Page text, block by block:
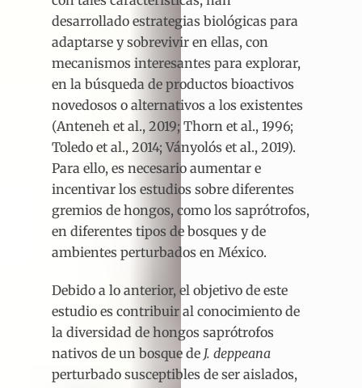
desarrollado estrategias biológicas para
adaptarse y sobrevivir en ellas, con
mecanismos interesantes para explorar,
en la búsqueda de productos bioactivos
novedosos o alternativos a los existentes
(Anteneh et al., 2019; Thorn et al., 1996;
Toledo et al., 2014; Ványolós et al., 2019).
Para ello, es necesario aumentar e
incentivar los estudios sobre diferentes
gremios de hongos, como los saprótrofos,
en diferentes tipos de bosques y de
ambientes perturbados en México.
Debido a lo anterior, el objetivo de este
estudio es contribuir al conocimiento de
la diversidad de hongos saprótrofos
nativos de un bosque de J. deppeana
perturbado susceptibles de ser aislados,